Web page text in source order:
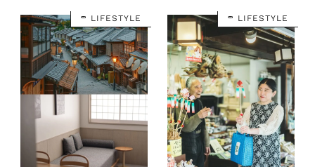
LIFESTYLE LIFESTYLE